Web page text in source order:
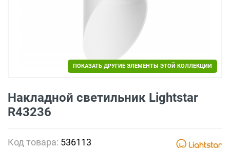
ПОКАЗАТЬ ДРУГИЕ ЭЛЕМЕНТЫ ЭТОЙ КОЛЛЕКЦИИ
Накладной светильник Lightstar
R43236
Код товара: 536113